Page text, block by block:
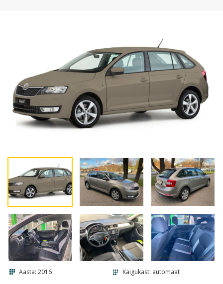
Aasta: 2016
Käigukast: automaat